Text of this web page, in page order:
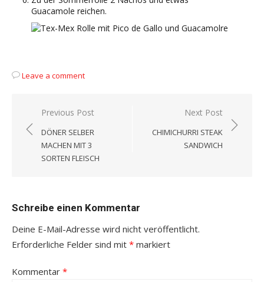
Guacamole reichen.
Leave a comment
Beitragsnavigation
Previous Post
DÖNER SELBER
MACHEN MIT 3
SORTEN FLEISCH
Next Post
CHIMICHURRI STEAK
SANDWICH
Schreibe einen Kommentar
Deine E-Mail-Adresse wird nicht veröffentlicht.
Erforderliche Felder sind mit * markiert
Kommentar *